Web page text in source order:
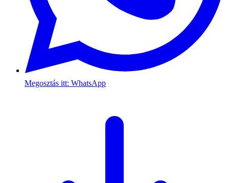
Megosztás itt: WhatsApp